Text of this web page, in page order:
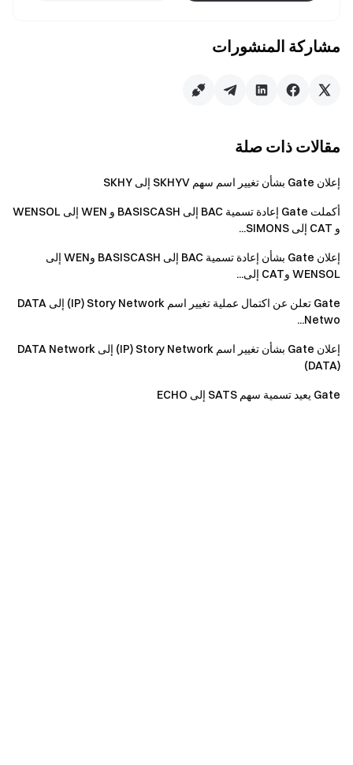
مشاركة المنشورات
مقالات ذات صلة
إعلان Gate بشأن تغيير اسم سهم SKHYV إلى SKHY
أكملت Gate إعادة تسمية BAC إلى BASISCASH و WEN إلى WENSOL
و CAT إلى SIMONS...
إعلان Gate بشأن إعادة تسمية BAC إلى BASISCASH وWEN إلى
WENSOL وCAT إلى...
Gate تعلن عن اكتمال عملية تغيير اسم Story Network ‏(IP) إلى DATA
Netwo...
إعلان Gate بشأن تغيير اسم Story Network ‏(IP) إلى DATA Network
‏(DATA)
Gate يعيد تسمية سهم SATS إلى ECHO